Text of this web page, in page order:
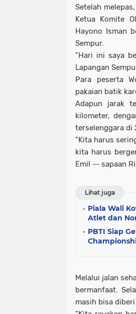
Setelah
Ketua Komite
Hayono Isman
Sempur.
"Hari ini saya
Lapangan
Para peserta
pakaian batik
Adapun jarak
kilometer,
terselenggara di
"Kita harus
kita harus
Emil -- sapaan
Lihat juga
Piala Wali
Atlet dan
PBTI Siap
Melalui jalan
bermanfaat.
masih bisa